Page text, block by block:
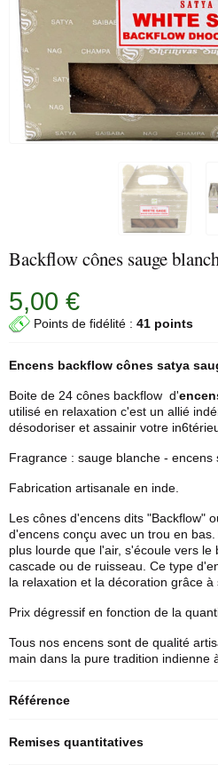
Backflow cônes sauge
5,00 €
Points de fidélité : 41 points
Encens backflow cônes satya
Boite de 24 cônes backflow d'
utilisé en relaxation c'est un allié
désodoriser et assainir votre
Fragrance : sauge blanche - encens
Fabrication artisanale en inde.
Les cônes d'encens dits "Backflow"
d'encens conçu avec un trou en
plus lourde que l'air, s'écoule vers
cascade ou de ruisseau. Ce type
la relaxation et la décoration grâce à
Prix dégressif en fonction de la
Tous nos encens sont de qualité
main dans la pure tradition indienne
Référence
Remises quantitatives